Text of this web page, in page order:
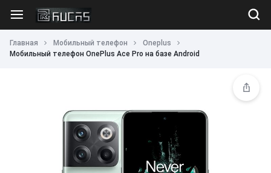
Главная Мобильный телефон
Oneplus
Мобильный телефон OnePlus Ace Pro на базе Android